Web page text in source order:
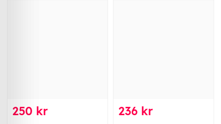
250 kr 236 kr